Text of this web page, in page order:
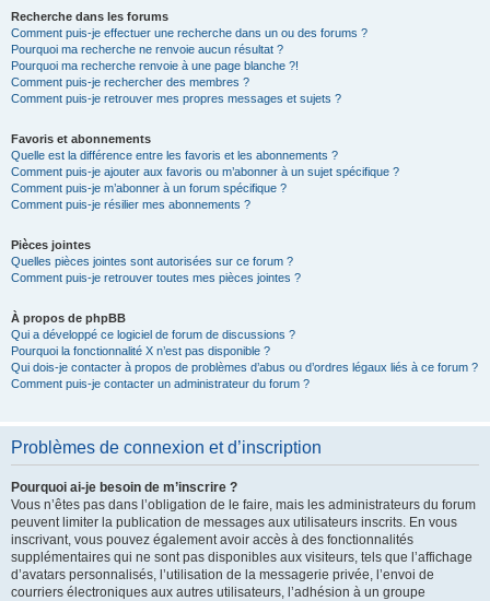
Recherche dans les forums
Comment puis-je effectuer une recherche dans un ou des forums ?
Pourquoi ma recherche ne renvoie aucun résultat ?
Pourquoi ma recherche renvoie à une page blanche ?!
Comment puis-je rechercher des membres ?
Comment puis-je retrouver mes propres messages et sujets ?
Favoris et abonnements
Quelle est la différence entre les favoris et les abonnements ?
Comment puis-je ajouter aux favoris ou m’abonner à un sujet spécifique ?
Comment puis-je m’abonner à un forum spécifique ?
Comment puis-je résilier mes abonnements ?
Pièces jointes
Quelles pièces jointes sont autorisées sur ce forum ?
Comment puis-je retrouver toutes mes pièces jointes ?
À propos de phpBB
Qui a développé ce logiciel de forum de discussions ?
Pourquoi la fonctionnalité X n’est pas disponible ?
Qui dois-je contacter à propos de problèmes d’abus ou d’ordres légaux liés à ce forum ?
Comment puis-je contacter un administrateur du forum ?
Problèmes de connexion et d’inscription
Pourquoi ai-je besoin de m’inscrire ?
Vous n’êtes pas dans l’obligation de le faire, mais les administrateurs du forum
peuvent limiter la publication de messages aux utilisateurs inscrits. En vous
inscrivant, vous pouvez également avoir accès à des fonctionnalités
supplémentaires qui ne sont pas disponibles aux visiteurs, tels que l’affichage
d’avatars personnalisés, l’utilisation de la messagerie privée, l’envoi de
courriers électroniques aux autres utilisateurs, l’adhésion à un groupe